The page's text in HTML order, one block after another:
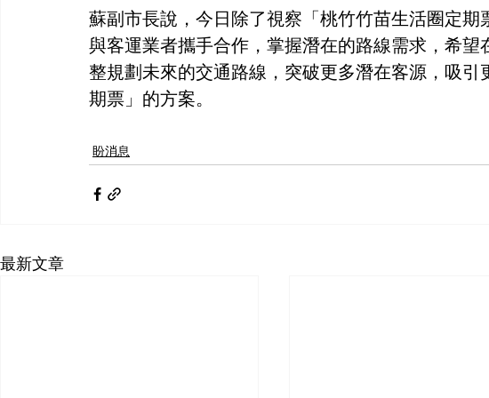
蘇副市長說，今日除了視察「桃竹竹苗生活圈定
與客運業者攜手合作，掌握潛在的路線需求，希
整規劃未來的交通路線，突破更多潛在客源，吸
期票」的方案。
盼消息
最新文章